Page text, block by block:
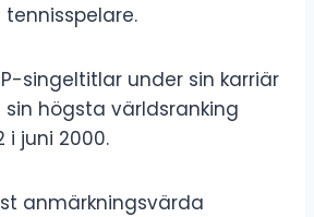
singeltitlar under sin karriär
högsta världsranking
i juni 2000.
anmärkningsvärda